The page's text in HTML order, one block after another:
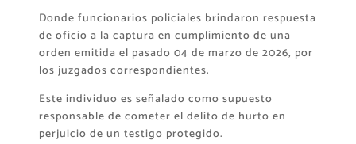
Donde funcionarios policiales brindaron respuesta
de oficio a la captura en cumplimiento de una
orden emitida el pasado 04 de marzo de 2026, por
los juzgados correspondientes.
Este individuo es señalado como supuesto
responsable de cometer el delito de hurto en
perjuicio de un testigo protegido.